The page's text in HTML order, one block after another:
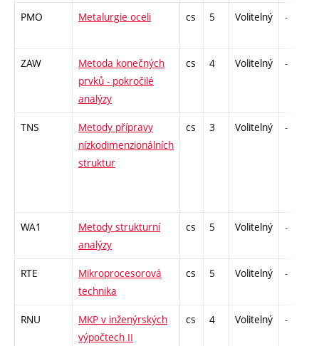
PMO Metalurgie oceli cs 5 Volitelný -
ZAW
Metoda konečných
prvků - pokročilé
analýzy
cs 4 Volitelný -
TNS
Metody přípravy
nízkodimenzionálních
struktur
cs 3 Volitelný -
WA1
Metody strukturní
analýzy
cs 5 Volitelný -
RTE
Mikroprocesorová
technika
cs 5 Volitelný -
RNU
MKP v inženýrských
výpočtech II
cs 4 Volitelný -